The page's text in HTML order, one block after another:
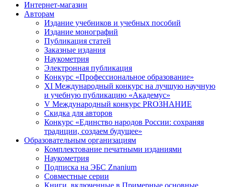
Интернет-магазин
Авторам
Издание учебников и учебных пособий
Издание монографий
Публикация статей
Заказные издания
Наукометрия
Электронная публикация
Конкурс «Профессиональное образование»
XI Международный конкурс на лучшую научную
и учебную публикацию «Академус»
V Международный конкурс PROЗНАНИЕ
Скидка для авторов
Конкурс «Единство народов России: сохраняя
традиции, создаем будущее»
Образовательным организациям
Комплектование печатными изданиями
Наукометрия
Подписка на ЭБС Znanium
Совместные серии
Книги, включенные в Примерные основные